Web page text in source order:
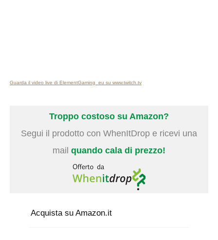
Guarda il video live di ElementGaming_eu su www.twitch.tv
Troppo costoso su Amazon?
Segui il prodotto con WhenItDrop e ricevi una
mail quando cala di prezzo!
Acquista su Amazon.it